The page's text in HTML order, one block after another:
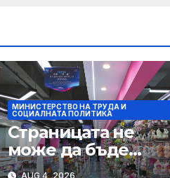
МИНИСТЕРСТВО НА ТРУДА И
СОЦИАЛНАТА ПОЛИТИКА
Страницата не
може да бъде
намерена.
AUG 4, 2026